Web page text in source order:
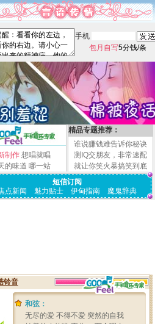
手机
包月自写5分钱/条
制作 想唱就唱
的味道 哪一站
精品专题推荐：
谁说赚钱难告诉你秘诀
测IQ交朋友，非常速配
就让你笑火暴搞笑到底
短信订阅
点新闻
魅力贴士 伊甸指南 魔鬼辞典